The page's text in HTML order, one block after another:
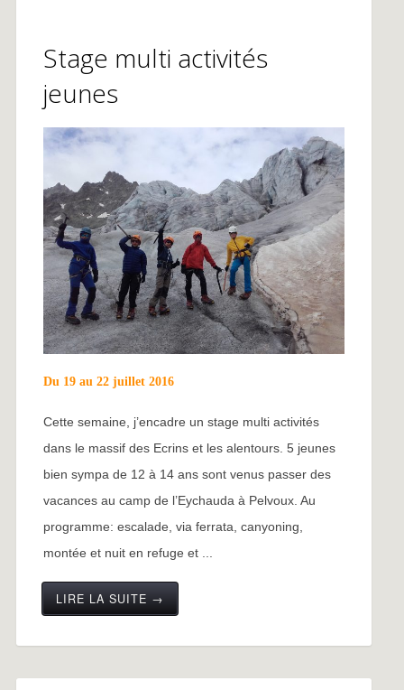
Stage multi activités
jeunes
Du 19 au 22 juillet 2016
Cette semaine, j’encadre un stage multi activités
dans le massif des Ecrins et les alentours. 5 jeunes
bien sympa de 12 à 14 ans sont venus passer des
vacances au camp de l’Eychauda à Pelvoux. Au
programme: escalade, via ferrata, canyoning,
montée et nuit en refuge et ...
LIRE LA SUITE →